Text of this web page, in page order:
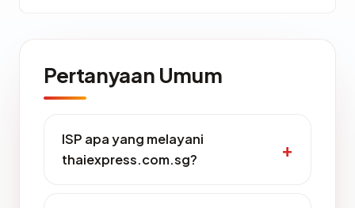
Pertanyaan Umum
ISP apa yang melayani
thaiexpress.com.sg?